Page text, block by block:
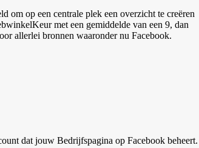
om op een centrale plek een overzicht te creëren
met een gemiddelde van een 9, dan
allerlei bronnen waaronder nu Facebook.
dat jouw Bedrijfspagina op Facebook beheert.